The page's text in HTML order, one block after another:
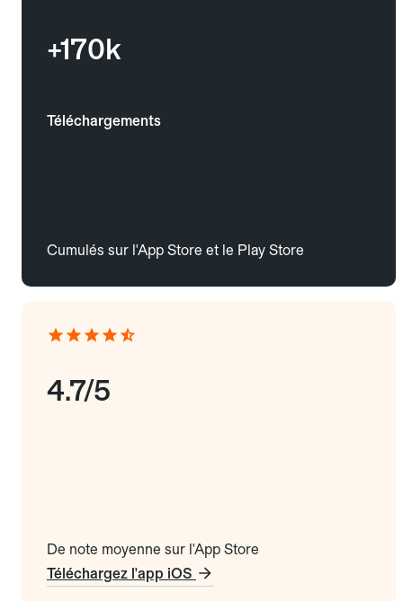
+170k
Téléchargements
Cumulés sur l'App Store et le Play Store
4.7/5
De note moyenne sur l'App Store
Téléchargez l'app iOS